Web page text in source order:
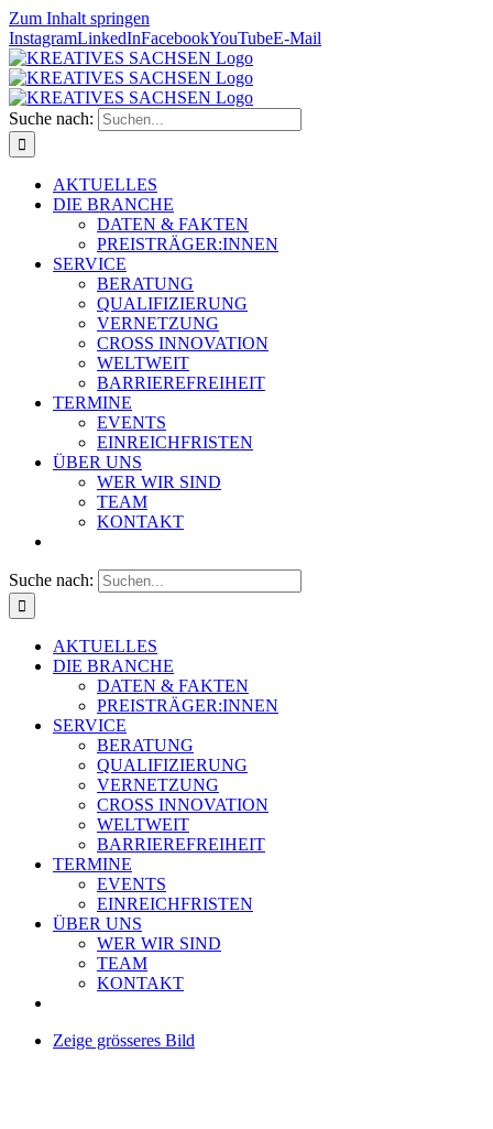
Zum Inhalt springen
InstagramLinkedInFacebookYouTubeE-Mail
Suche nach:
AKTUELLES
DIE BRANCHE
DATEN & FAKTEN
PREISTRÄGER:INNEN
SERVICE
BERATUNG
QUALIFIZIERUNG
VERNETZUNG
CROSS INNOVATION
WELTWEIT
BARRIEREFREIHEIT
TERMINE
EVENTS
EINREICHFRISTEN
ÜBER UNS
WER WIR SIND
TEAM
KONTAKT
Suche nach:
AKTUELLES
DIE BRANCHE
DATEN & FAKTEN
PREISTRÄGER:INNEN
SERVICE
BERATUNG
QUALIFIZIERUNG
VERNETZUNG
CROSS INNOVATION
WELTWEIT
BARRIEREFREIHEIT
TERMINE
EVENTS
EINREICHFRISTEN
ÜBER UNS
WER WIR SIND
TEAM
KONTAKT
Zeige grösseres Bild